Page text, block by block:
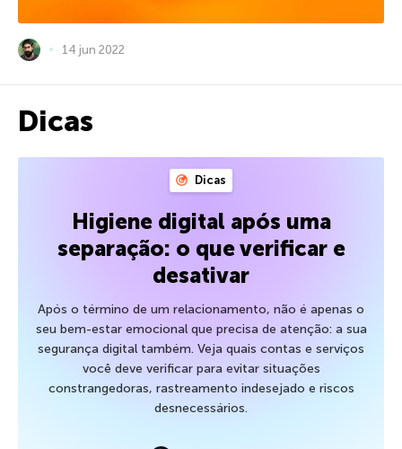
14 jun 2022
Dicas
Dicas
Higiene digital após uma
separação: o que verificar e
desativar
Após o término de um relacionamento, não é apenas o
seu bem-estar emocional que precisa de atenção: a sua
segurança digital também. Veja quais contas e serviços
você deve verificar para evitar situações
constrangedoras, rastreamento indesejado e riscos
desnecessários.